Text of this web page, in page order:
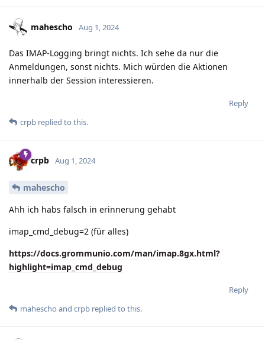
mahescho Aug 1, 2024
Das IMAP-Logging bringt nichts. Ich sehe da nur die
Anmeldungen, sonst nichts. Mich würden die Aktionen
innerhalb der Session interessieren.
Reply
crpb replied to this.
crpb Aug 1, 2024
mahescho
Ahh ich habs falsch in erinnerung gehabt
imap_cmd_debug=2 (für alles)
https://docs.grommunio.com/man/imap.8gx.html?
highlight=imap_cmd_debug
Reply
mahescho and crpb replied to this.